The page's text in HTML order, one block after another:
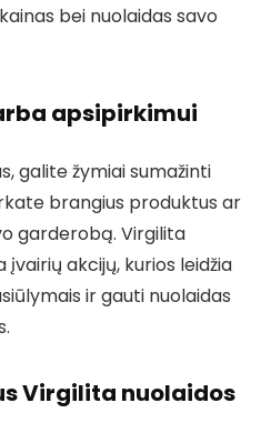
bei nuolaidas savo
apsipirkimui
galite žymiai sumažinti
brangius produktus ar
garderobą. Virgilita
akcijų, kurios leidžia
ir gauti nuolaidas
Virgilita nuolaidos